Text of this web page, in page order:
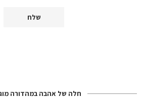
חלה של אהבה במהדורה